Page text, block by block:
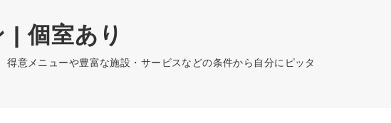
| 個室あり
意メニューや豊富な施設・サービスなどの条件から自分にピッタ